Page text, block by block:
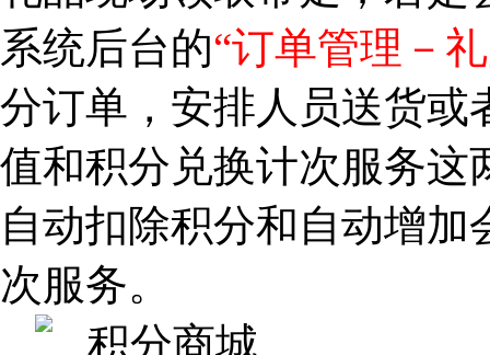
系统后台的“订单管理－
分订单，安排人员送货或
值和积分兑换计次服务这
自动扣除积分和自动增
次服务。